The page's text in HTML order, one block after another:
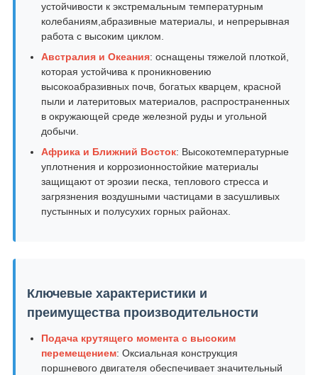
устойчивости к экстремальным температурным
колебаниям,абразивные материалы, и непрерывная
работа с высоким циклом.
Австралия и Океания: оснащены тяжелой плоткой,
которая устойчива к проникновению
высокоабразивных почв, богатых кварцем, красной
пыли и латеритовых материалов, распространенных
в окружающей среде железной руды и угольной
добычи.
Африка и Ближний Восток: Высокотемпературные
уплотнения и коррозионностойкие материалы
защищают от эрозии песка, теплового стресса и
загрязнения воздушными частицами в засушливых
пустынных и полусухих горных районах.
Ключевые характеристики и
преимущества производительности
Подача крутящего момента с высоким
перемещением: Оксиальная конструкция
поршневого двигателя обеспечивает значительный